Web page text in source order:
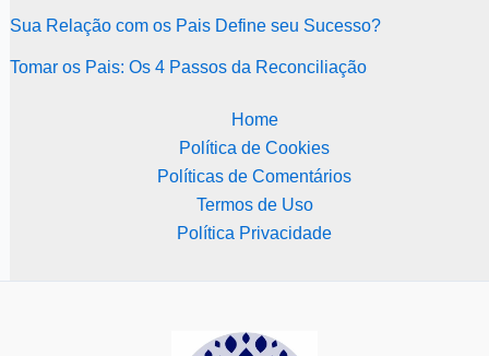
Sua Relação com os Pais Define seu Sucesso?
Tomar os Pais: Os 4 Passos da Reconciliação
Home
Política de Cookies
Políticas de Comentários
Termos de Uso
Política Privacidade